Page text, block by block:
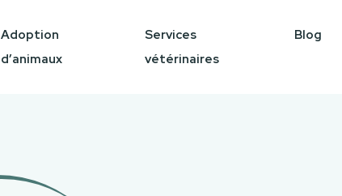
Adoption
d’animaux
Services
vétérinaires
Blog